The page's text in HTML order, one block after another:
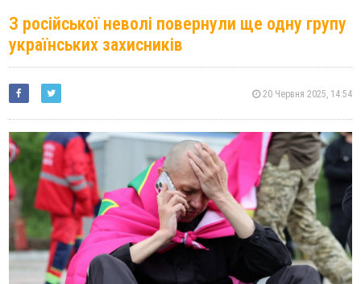
З російської неволі повернули ще одну групу
українських захисників
20 Червня 2025, 14:54